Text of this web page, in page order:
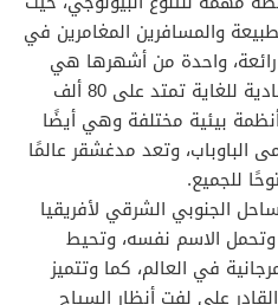
والمسافرين المغامرين في
واحدة من أشهرها هي
أندوهايلا وهي جنة غير عادية للغاية تمتد على 80 ألف
أنظمة بيئية مختلفة وهي أيضًا
وتعد مدغشقر عالمًا
للجميع.
الجنوبي الشرقي لأفريقيا
الاسم نفسه، وتحيط
في العالم، كما وتتميز
على لفت أنظار السياح